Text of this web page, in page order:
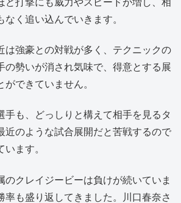
く追い込んでいきます。
は強豪との対戦が多く、テクニックの
の勢いが消され気味で、得意とする展
できていません。
手も、どっしりと構えて相手を見るタ
近のような試合展開だと苦戦するので
ます。
のクレイジービーは負けが続いていま
率も盛り返してきました。川口春奈さ